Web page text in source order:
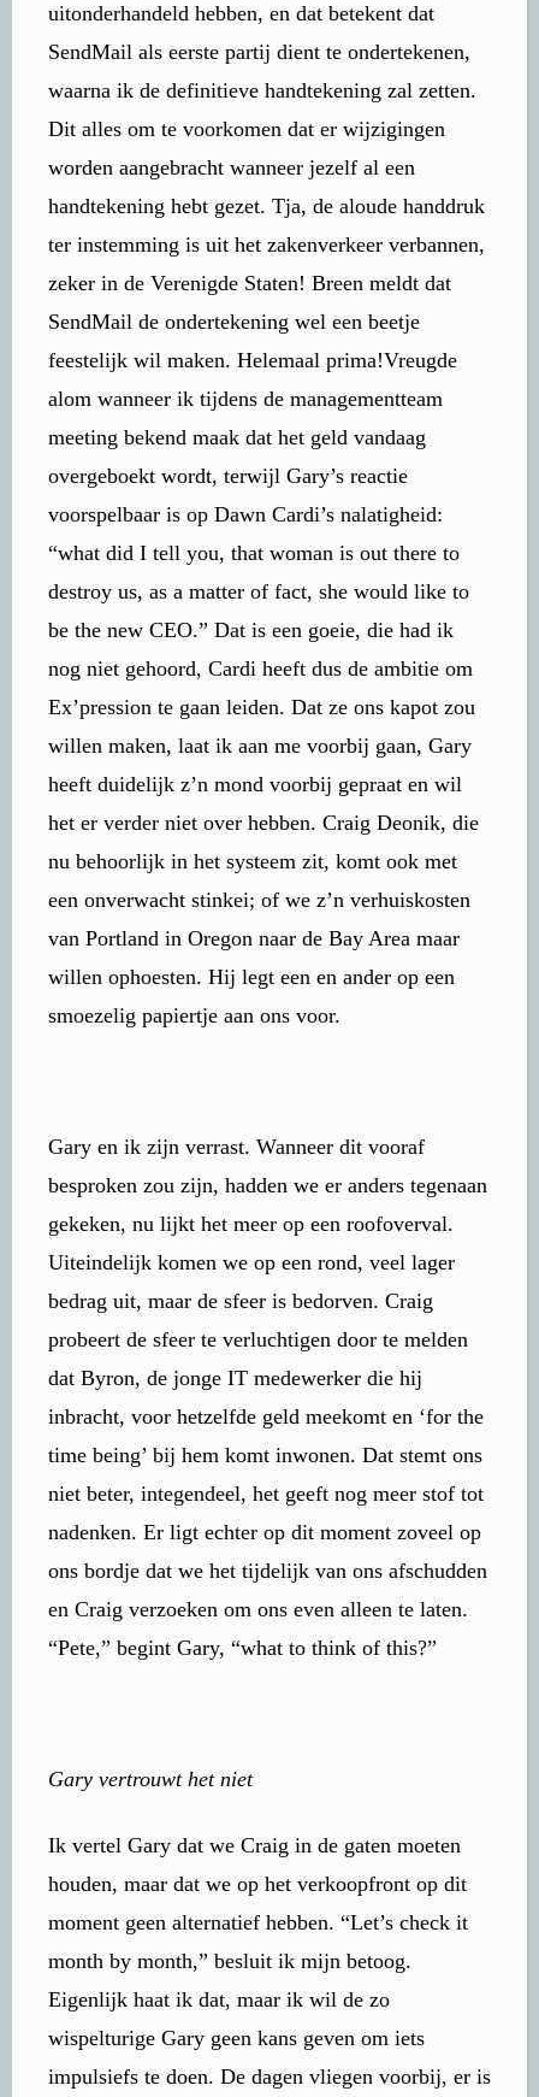
uitonderhandeld hebben, en dat betekent dat
SendMail als eerste partij dient te ondertekenen,
waarna ik de definitieve handtekening zal zetten.
Dit alles om te voorkomen dat er wijzigingen
worden aangebracht wanneer jezelf al een
handtekening hebt gezet. Tja, de aloude handdruk
ter instemming is uit het zakenverkeer verbannen,
zeker in de Verenigde Staten! Breen meldt dat
SendMail de ondertekening wel een beetje
feestelijk wil maken. Helemaal prima!Vreugde
alom wanneer ik tijdens de managementteam
meeting bekend maak dat het geld vandaag
overgeboekt wordt, terwijl Gary’s reactie
voorspelbaar is op Dawn Cardi’s nalatigheid:
“what did I tell you, that woman is out there to
destroy us, as a matter of fact, she would like to
be the new CEO.” Dat is een goeie, die had ik
nog niet gehoord, Cardi heeft dus de ambitie om
Ex’pression te gaan leiden. Dat ze ons kapot zou
willen maken, laat ik aan me voorbij gaan, Gary
heeft duidelijk z’n mond voorbij gepraat en wil
het er verder niet over hebben. Craig Deonik, die
nu behoorlijk in het systeem zit, komt ook met
een onverwacht stinkei; of we z’n verhuiskosten
van Portland in Oregon naar de Bay Area maar
willen ophoesten. Hij legt een en ander op een
smoezelig papiertje aan ons voor.
Gary en ik zijn verrast. Wanneer dit vooraf
besproken zou zijn, hadden we er anders tegenaan
gekeken, nu lijkt het meer op een roofoverval.
Uiteindelijk komen we op een rond, veel lager
bedrag uit, maar de sfeer is bedorven. Craig
probeert de sfeer te verluchtigen door te melden
dat Byron, de jonge IT medewerker die hij
inbracht, voor hetzelfde geld meekomt en ‘for the
time being’ bij hem komt inwonen. Dat stemt ons
niet beter, integendeel, het geeft nog meer stof tot
nadenken. Er ligt echter op dit moment zoveel op
ons bordje dat we het tijdelijk van ons afschudden
en Craig verzoeken om ons even alleen te laten.
“Pete,” begint Gary, “what to think of this?”
Gary vertrouwt het niet
Ik vertel Gary dat we Craig in de gaten moeten
houden, maar dat we op het verkoopfront op dit
moment geen alternatief hebben. “Let’s check it
month by month,” besluit ik mijn betoog.
Eigenlijk haat ik dat, maar ik wil de zo
wispelturige Gary geen kans geven om iets
impulsiefs te doen. De dagen vliegen voorbij, er is